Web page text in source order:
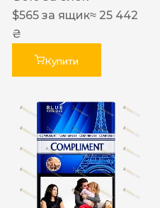
$565 за ящик≈ 25 442
₴
Купити